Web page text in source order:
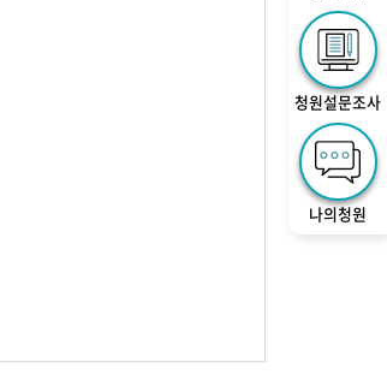
청원설문조사
나의청원